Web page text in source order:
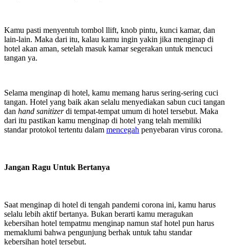
Kamu pasti menyentuh tombol llift, knob pintu, kunci kamar, dan
lain-lain. Maka dari itu, kalau kamu ingin yakin jika menginap di
hotel akan aman, setelah masuk kamar segerakan untuk mencuci
tangan ya.
Selama menginap di hotel, kamu memang harus sering-sering cuci
tangan. Hotel yang baik akan selalu menyediakan sabun cuci tangan
dan hand sanitizerdi tempat-tempat umum di hotel tersebut. Maka
dari itu pastikan kamu menginap di hotel yang telah memiliki
standar protokol tertentu dalam mencegah penyebaran virus corona.
Jangan Ragu Untuk Bertanya
Saat menginap di hotel di tengah pandemi corona ini, kamu harus
selalu lebih aktif bertanya. Bukan berarti kamu meragukan
kebersihan hotel tempatmu menginap namun staf hotel pun harus
memaklumi bahwa pengunjung berhak untuk tahu standar
kebersihan hotel tersebut.